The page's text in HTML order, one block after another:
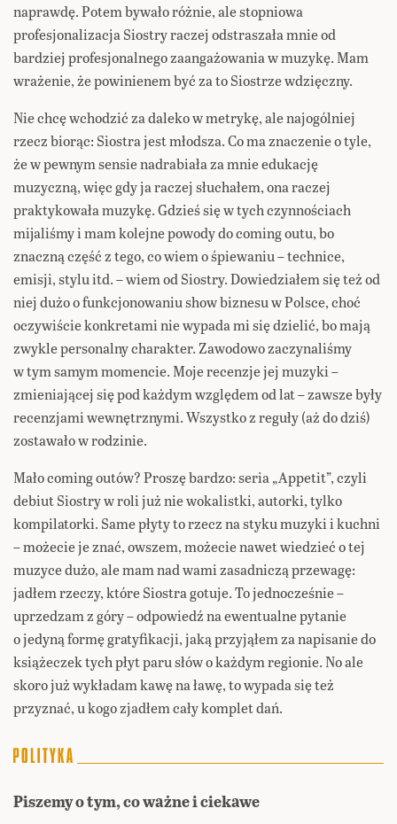
naprawdę. Potem bywało różnie, ale stopniowa
profesjonalizacja Siostry raczej odstraszała mnie od
bardziej profesjonalnego zaangażowania w muzykę. Mam
wrażenie, że powinienem być za to Siostrze wdzięczny.
Nie chcę wchodzić za daleko w metrykę, ale najogólniej
rzecz biorąc: Siostra jest młodsza. Co ma znaczenie o tyle,
że w pewnym sensie nadrabiała za mnie edukację
muzyczną, więc gdy ja raczej słuchałem, ona raczej
praktykowała muzykę. Gdzieś się w tych czynnościach
mijaliśmy i mam kolejne powody do coming outu, bo
znaczną część z tego, co wiem o śpiewaniu – technice,
emisji, stylu itd. – wiem od Siostry. Dowiedziałem się też od
niej dużo o funkcjonowaniu show biznesu w Polsce, choć
oczywiście konkretami nie wypada mi się dzielić, bo mają
zwykle personalny charakter. Zawodowo zaczynaliśmy
w tym samym momencie. Moje recenzje jej muzyki –
zmieniającej się pod każdym względem od lat – zawsze były
recenzjami wewnętrznymi. Wszystko z reguły (aż do dziś)
zostawało w rodzinie.
Mało coming outów? Proszę bardzo: seria „Appetit”, czyli
debiut Siostry w roli już nie wokalistki, autorki, tylko
kompilatorki. Same płyty to rzecz na styku muzyki i kuchni
– możecie je znać, owszem, możecie nawet wiedzieć o tej
muzyce dużo, ale mam nad wami zasadniczą przewagę:
jadłem rzeczy, które Siostra gotuje. To jednocześnie –
uprzedzam z góry – odpowiedź na ewentualne pytanie
o jedyną formę gratyfikacji, jaką przyjąłem za napisanie do
książeczek tych płyt paru słów o każdym regionie. No ale
skoro już wykładam kawę na ławę, to wypada się też
przyznać, u kogo zjadłem cały komplet dań.
Piszemy o tym, co ważne i ciekawe